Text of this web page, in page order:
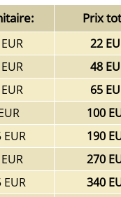
Prix
22
48
65
100
EUR
190
270
EUR
340